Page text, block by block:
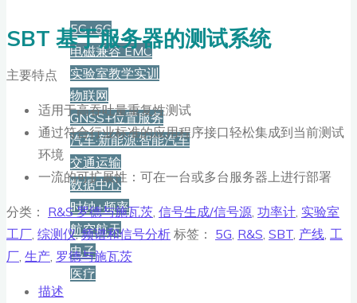
5G+6G
电磁兼容 EMC
实验室教学实训
物联网
GNSS+位置服务
汽车·新能源·智能汽车
交通运输
数据中心
时钟+频率
航空航天
电子
医疗
SBT 基于服务器的测试系统
主要特点
适用于高吞吐量重复性测试
通过符合行业标准的应用程序接口轻松集成到当前测试
环境
一流的可扩展性：可在一台或多台服务器上进行部署
分类： R&S 罗德与施瓦茨 信号生成/信号源 功率计 实验室
工厂 综测仪,频谱和信号分析 标签： 5G R&S SBT 产线 工
厂 生产 罗德与施瓦茨
描述